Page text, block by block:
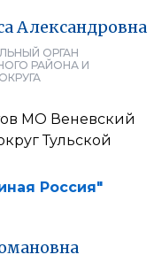
Александровна
ОРГАН
РАЙОНА И
МО Веневский
Тульской
Россия"